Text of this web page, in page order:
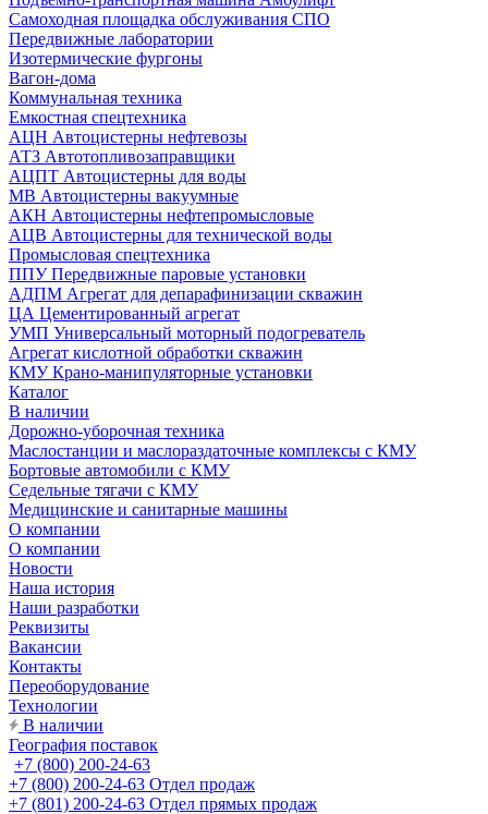
Самоходная площадка обслуживания СПО
Передвижные лаборатории
Изотермические фургоны
Вагон-дома
Коммунальная техника
Емкостная спецтехника
АЦН Автоцистерны нефтевозы
АТЗ Автотопливозаправщики
АЦПТ Автоцистерны для воды
МВ Автоцистерны вакуумные
АКН Автоцистерны нефтепромысловые
АЦВ Автоцистерны для технической воды
Промысловая спецтехника
ППУ Передвижные паровые установки
АДПМ Агрегат для депарафинизации скважин
ЦА Цементированный агрегат
УМП Универсальный моторный подогреватель
Агрегат кислотной обработки скважин
КМУ Крано-манипуляторные установки
Каталог
В наличии
Дорожно-уборочная техника
Маслостанции и маслораздаточные комплексы с КМУ
Бортовые автомобили с КМУ
Седельные тягачи с КМУ
Медицинские и санитарные машины
О компании
О компании
Новости
Наша история
Наши разработки
Реквизиты
Вакансии
Контакты
Переоборудование
Технологии
В наличии
География поставок
+7 (800) 200-24-63
+7 (800) 200-24-63 Отдел продаж
+7 (801) 200-24-63 Отдел прямых продаж